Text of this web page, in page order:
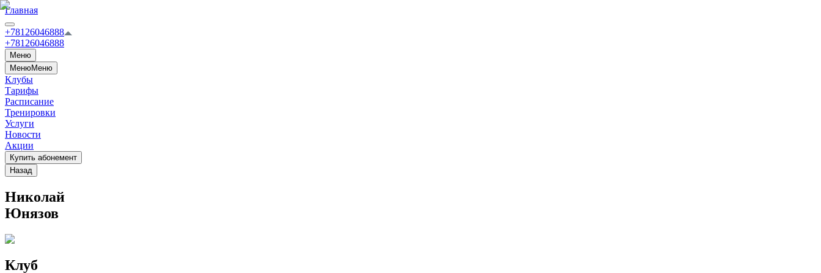
Главная
+78126046888
+78126046888
Меню
МенюМеню
Клубы
Тарифы
Расписание
Тренировки
Услуги
Новости
Акции
Купить абонемент
Назад
Николай
Юнязов
Клуб